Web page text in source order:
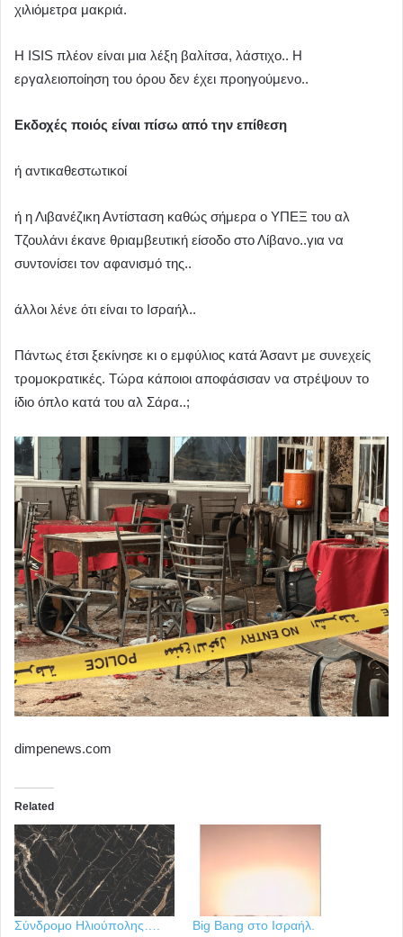
χιλιόμετρα μακριά.
Η ISIS πλέον είναι μια λέξη βαλίτσα, λάστιχο.. Η
εργαλειοποίηση του όρου δεν έχει προηγούμενο..
Εκδοχές ποιός είναι πίσω από την επίθεση
ή αντικαθεστωτικοί
ή η Λιβανέζικη Αντίσταση καθώς σήμερα ο ΥΠΕΞ του αλ
Τζουλάνι έκανε θριαμβευτική είσοδο στο Λίβανο..για να
συντονίσει τον αφανισμό της..
άλλοι λένε ότι είναι το Ισραήλ..
Πάντως έτσι ξεκίνησε κι ο εμφύλιος κατά Άσαντ με συνεχείς
τρομοκρατικές. Τώρα κάποιοι αποφάσισαν να στρέψουν το
ίδιο όπλο κατά του αλ Σάρα..;
dimpenews.com
Related
Σύνδρομο Ηλιούπολης….
Big Bang στο Ισραήλ.